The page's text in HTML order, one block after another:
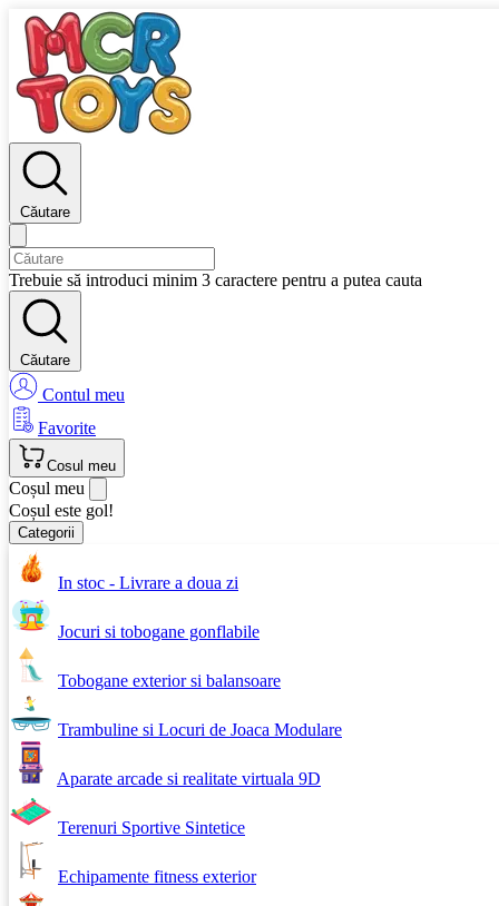
Căutare
Trebuie să introduci minim 3 caractere pentru a putea cauta
Căutare
Contul meu
Favorite
Cosul meu
Coșul meu
Coșul este gol!
Categorii
In stoc - Livrare a doua zi
Jocuri si tobogane gonflabile
Tobogane exterior si balansoare
Trambuline si Locuri de Joaca Modulare
Aparate arcade si realitate virtuala 9D
Terenuri Sportive Sintetice
Echipamente fitness exterior